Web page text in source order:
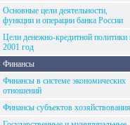
Основные цели деятельности,
функции и операции банка России
Цели денежно-кредитной политики
2001 год
Финансы
Финансы в системе экономических
отношений
Финансы субъектов хозяйствования